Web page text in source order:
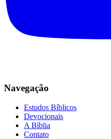
Navegação
Estudos Bíblicos
Devocionais
A Bíblia
Contato